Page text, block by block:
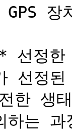
정한
선정
한 생
는 과